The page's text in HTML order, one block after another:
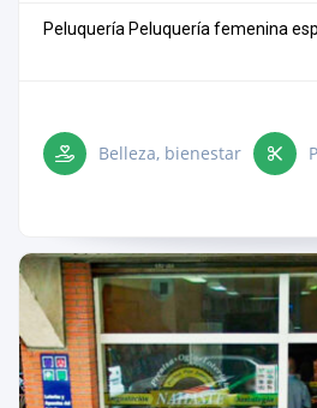
Peluquería Peluquería femenina
Belleza, bienestar